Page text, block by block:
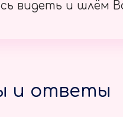
видеть и шлём
и ответы